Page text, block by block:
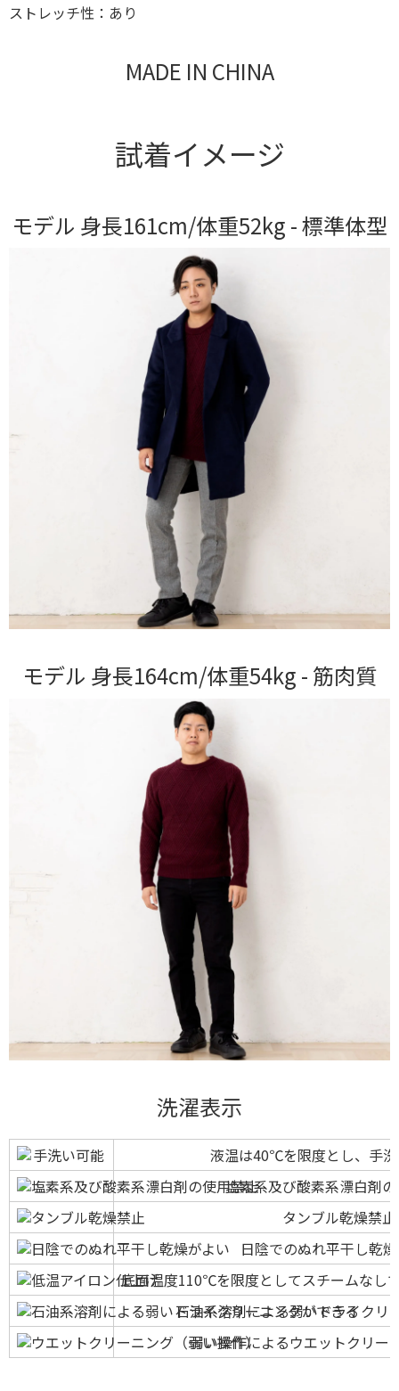
ストレッチ性：あり
MADE IN CHINA
試着イメージ
モデル 身長161cm/体重52kg - 標準体型
モデル 身長164cm/体重54kg - 筋肉質
洗濯表示
液温は40℃を限度とし、手
塩素系及び酸素系漂白剤
タンブル乾燥禁止
日陰でのぬれ平干し乾
底面温度110℃を限度としてスチームなし
石油系溶剤による弱いドライクリ
弱い操作によるウエットクリー